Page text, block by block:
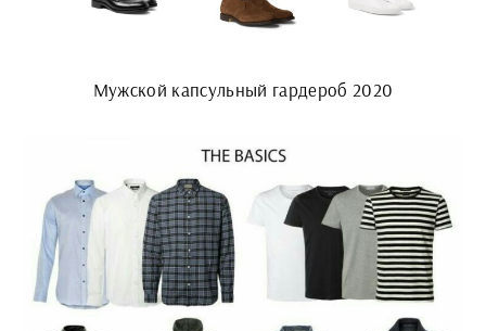
Мужской капсульный гардероб 2020